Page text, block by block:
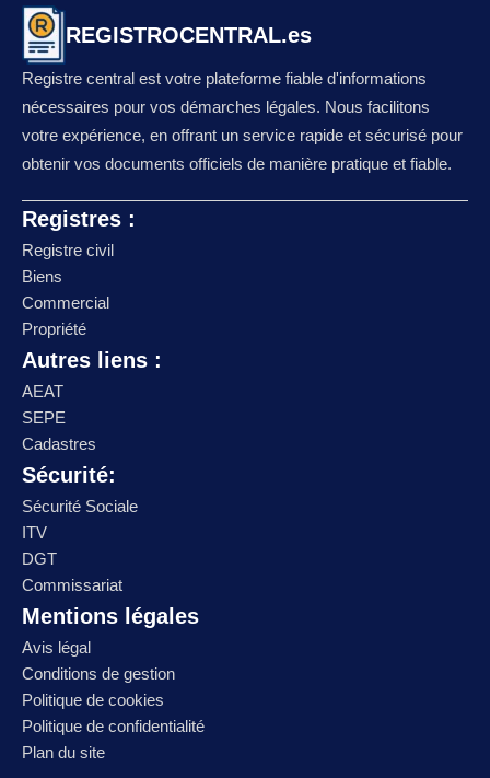
REGISTROCENTRAL.es
Registre central est votre plateforme fiable d'informations
nécessaires pour vos démarches légales. Nous facilitons
votre expérience, en offrant un service rapide et sécurisé pour
obtenir vos documents officiels de manière pratique et fiable.
Registres :
Registre civil
Biens
Commercial
Propriété
Autres liens :
AEAT
SEPE
Cadastres
Sécurité:
Sécurité Sociale
ITV
DGT
Commissariat
Mentions légales
Avis légal
Conditions de gestion
Politique de cookies
Politique de confidentialité
Plan du site